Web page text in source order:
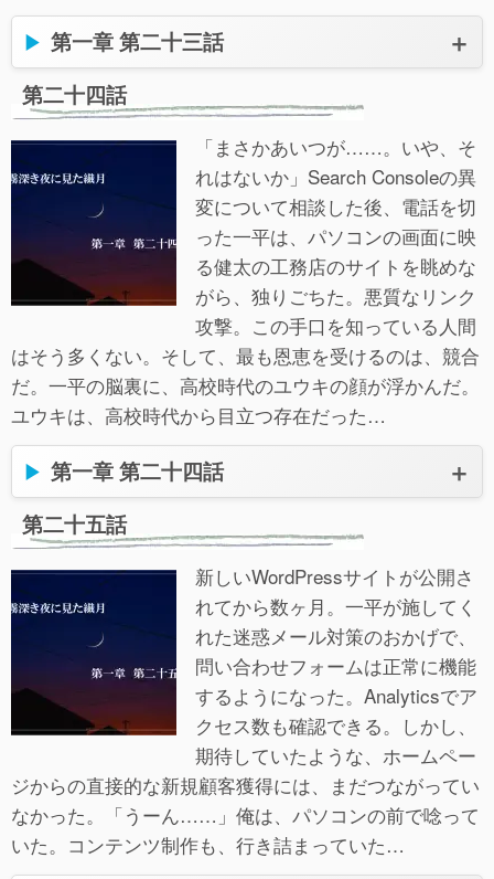
第一章 第二十三話
第二十四話
「まさかあいつが……。いや、そ
れはないか」Search Consoleの異
変について相談した後、電話を切
った一平は、パソコンの画面に映
る健太の工務店のサイトを眺めな
がら、独りごちた。悪質なリンク
攻撃。この手口を知っている人間
はそう多くない。そして、最も恩恵を受けるのは、競合
だ。一平の脳裏に、高校時代のユウキの顔が浮かんだ。
ユウキは、高校時代から目立つ存在だった…
第一章 第二十四話
第二十五話
新しいWordPressサイトが公開さ
れてから数ヶ月。一平が施してく
れた迷惑メール対策のおかげで、
問い合わせフォームは正常に機能
するようになった。Analyticsでア
クセス数も確認できる。しかし、
期待していたような、ホームペー
ジからの直接的な新規顧客獲得には、まだつながってい
なかった。「うーん……」俺は、パソコンの前で唸って
いた。コンテンツ制作も、行き詰まっていた…